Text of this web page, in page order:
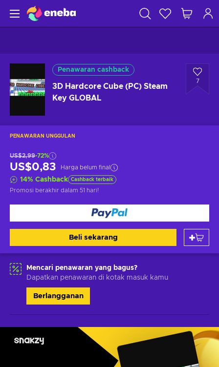
Penawaran cashback
3D Hardcore Cube (PC) Steam
Key GLOBAL
7
PENAWARAN UNGGULAN
US$2,99-72%
US$0,83 Harga belum final
14% Cashback Cashback terbaik
Promosi berakhir dalam 51 hari!
Beli sekarang
Mencari penawaran yang bagus?
Dapatkan penawaran di kotak masuk kamu
Berlangganan